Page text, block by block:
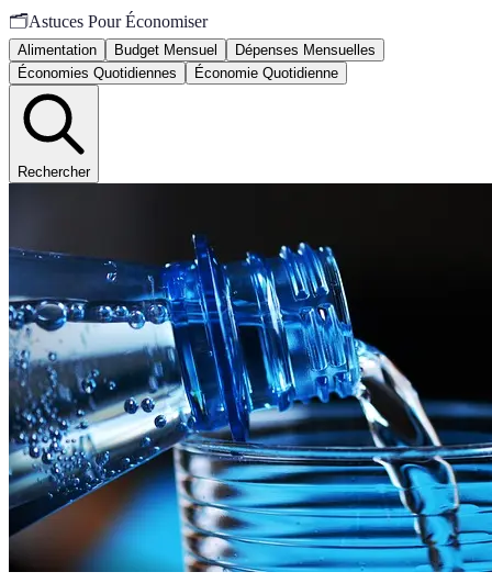
🗂️Astuces Pour Économiser
Alimentation Budget Mensuel
Dépenses Mensuelles
Économies Quotidiennes
Économie Quotidienne
Rechercher